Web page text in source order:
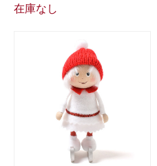
在庫なし